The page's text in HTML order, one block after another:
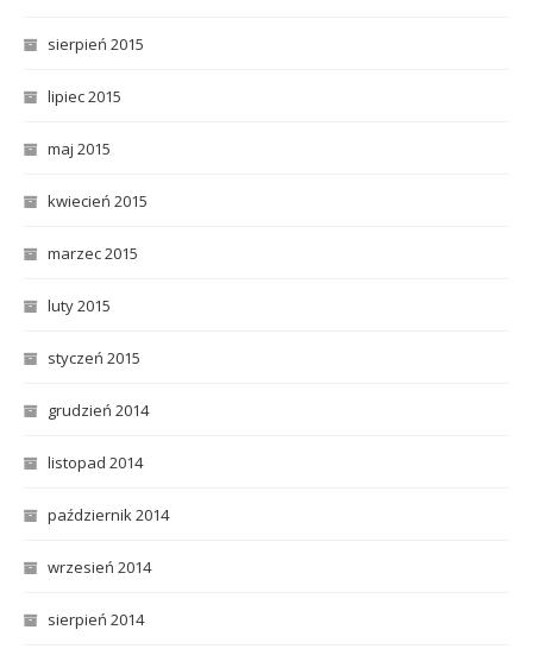
sierpień 2015
lipiec 2015
maj 2015
kwiecień 2015
marzec 2015
luty 2015
styczeń 2015
grudzień 2014
listopad 2014
październik 2014
wrzesień 2014
sierpień 2014